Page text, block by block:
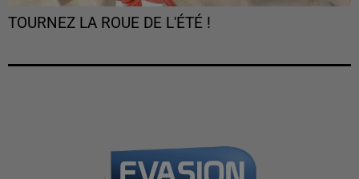
TOURNEZ LA ROUE DE L'ÉTÉ !